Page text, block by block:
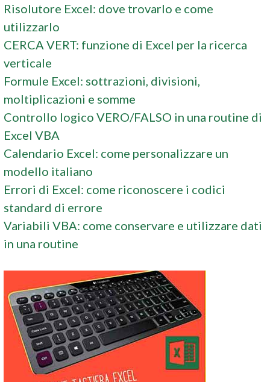
Risolutore Excel: dove trovarlo e come
utilizzarlo
CERCA VERT: funzione di Excel per la ricerca
verticale
Formule Excel: sottrazioni, divisioni,
moltiplicazioni e somme
Controllo logico VERO/FALSO in una routine di
Excel VBA
Calendario Excel: come personalizzare un
modello italiano
Errori di Excel: come riconoscere i codici
standard di errore
Variabili VBA: come conservare e utilizzare dati
in una routine